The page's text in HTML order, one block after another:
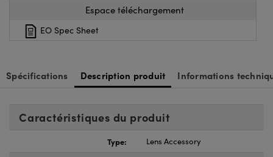
de SCHOTT
Espace téléchargement
EO Spec Sheet
Spécifications Description produit Informations
Caractéristiques du produit
Type: Lens Accessory